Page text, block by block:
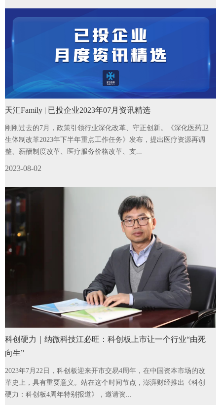
天汇Family | 已投企业2023年07月资讯精选
刚刚过去的7月，政策引领行业深化改革、守正创新。《深化医药卫
生体制改革2023年下半年重点工作任务》发布，提出医疗资源再调
整、薪酬制度改革、医疗服务价格改革、支...
2023-08-02
科创硬力｜纳微科技江必旺：科创板上市让一个行业“由死
向生”
2023年7月22日，科创板迎来开市交易4周年，在中国资本市场的改
革史上，具有重要意义。站在这个时间节点，澎湃财经推出《科创
硬力：科创板4周年特别报道》，邀请资...